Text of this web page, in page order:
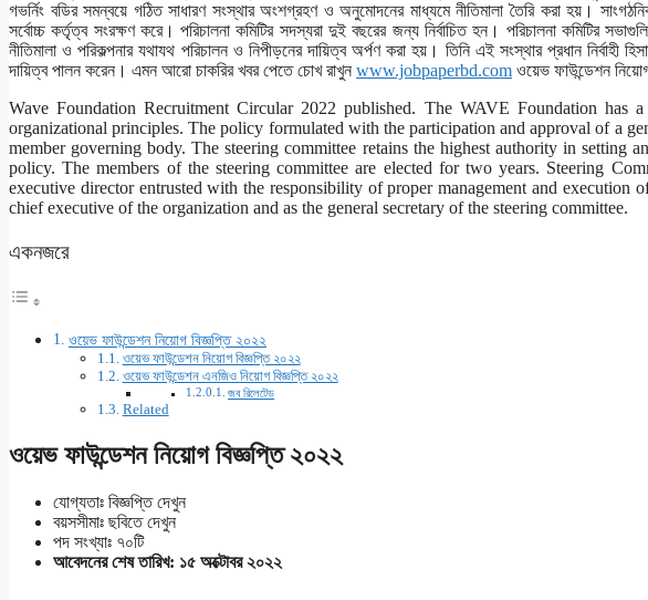
গভর্নিং বডির সমন্বয়ে গঠিত সাধারণ সংস্থার অংশগ্রহণ ও অনুমোদনের মাধ্যমে নীতিমালা তৈরি করা হয়।
সর্বোচ্চ কর্তৃত্ব সংরক্ষণ করে। পরিচালনা কমিটির সদস্যরা দুই বছরের জন্য নির্বাচিত হন। পরিচালনা কমিটির
নীতিমালা ও পরিকল্পনার যথাযথ পরিচালন ও নিপীড়নের দায়িত্ব অর্পণ করা হয়। তিনি এই সংস্থার প্রধান নির্বাহী
দায়িত্ব পালন করেন। এমন আরো চাকরির খবর পেতে চোখ রাখুন www.jobpaperbd.com ওয়েভ ফাউন্ডেশন
Wave Foundation Recruitment Circular 2022 published. The WAVE Foundation has
organizational principles. The policy formulated with the participation and approval of a
member governing body. The steering committee retains the highest authority in setting
policy. The members of the steering committee are elected for two years. Steering
executive director entrusted with the responsibility of proper management and execution
chief executive of the organization and as the general secretary of the steering committee.
একনজরে
ওয়েভ ফাউন্ডেশন নিয়োগ বিজ্ঞপ্তি ২০২২
ওয়েভ ফাউন্ডেশন নিয়োগ বিজ্ঞপ্তি ২০২২
ওয়েভ ফাউন্ডেশন এনজিও নিয়োগ বিজ্ঞপ্তি ২০২২
জব রিলেটেড
Related
ওয়েভ ফাউন্ডেশন নিয়োগ বিজ্ঞপ্তি ২০২২
যোগ্যতাঃ বিজ্ঞপ্তি দেখুন
বয়সসীমাঃ ছবিতে দেখুন
পদ সংখ্যাঃ ৭০টি
আবেদনের শেষ তারিখ: ১৫ অক্টোবর ২০২২